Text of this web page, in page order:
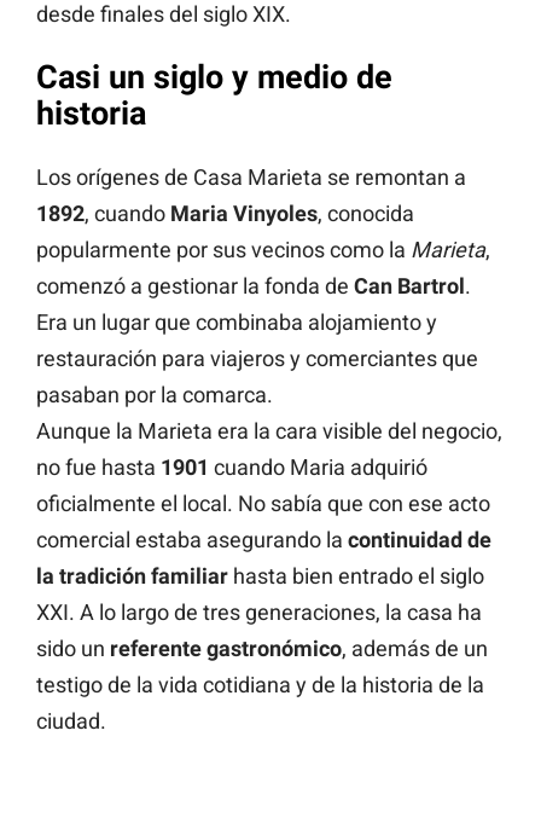
desde finales del siglo XIX.
Casi un siglo y medio de
historia
Los orígenes de Casa Marieta se remontan a
1892, cuando Maria Vinyoles, conocida
popularmente por sus vecinos como la Marieta,
comenzó a gestionar la fonda de Can Bartrol.
Era un lugar que combinaba alojamiento y
restauración para viajeros y comerciantes que
pasaban por la comarca.
Aunque la Marieta era la cara visible del negocio,
no fue hasta 1901 cuando Maria adquirió
oficialmente el local. No sabía que con ese acto
comercial estaba asegurando la continuidad de
la tradición familiar hasta bien entrado el siglo
XXI. A lo largo de tres generaciones, la casa ha
sido un referente gastronómico, además de un
testigo de la vida cotidiana y de la historia de la
ciudad.